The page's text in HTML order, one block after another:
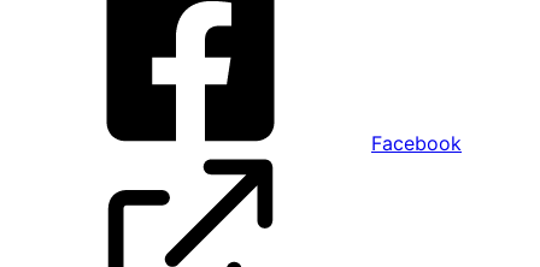
Facebook